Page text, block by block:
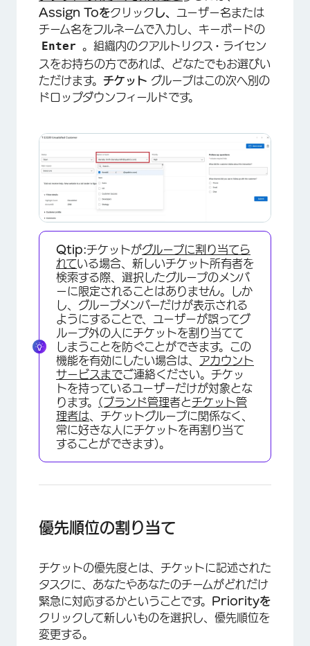
Assign Toをクリックし、
ユーザー名または
チーム名をフルネームで入力し、キーボードの
Enter
。組織内のクアルトリクス・ライセン
スをお持ちの方であれば、どなたでもお選びい
ただけます。 チケット グループはこの次へ別の
ドロップダウンフィールドです。
Qtip:チケットがグループに割り当てら
れている場合、新しいチケット所有者を
検索する際、選択したグループのメンバ
ーに限定されることはありません。しか
し、グループメンバーだけが表示される
ようにすることで、ユーザーが誤ってグ
ループ外の人にチケットを割り当てて
しまうことを防ぐことができます。この
機能を有効にしたい場合は、 アカウント
サービスまでご連絡ください。チケッ
トを持っているユーザーだけが対象とな
ります。 (ブランド管理者とチケット管
理者は、チケットグループに関係なく、
常に好きな人にチケットを再割り当て
することができます)。
優先順位の割り当て
チケットの優先度とは、チケットに記述された
タスクに、あなたやあなたのチームがどれだけ
緊急に対応するかということです。 Priorityを
クリックして新しいものを選択し、優先順位を
変更する。